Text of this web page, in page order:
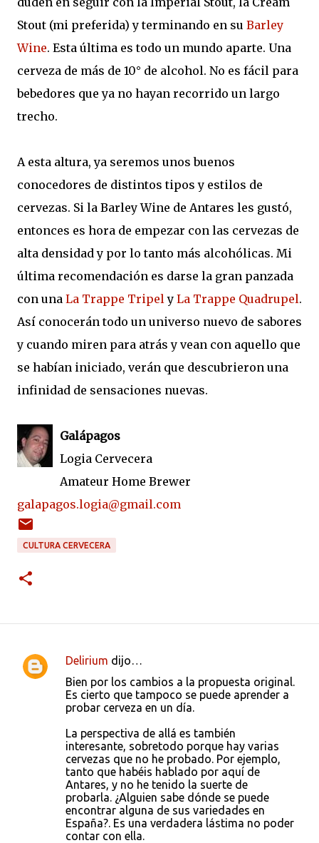
Stout (mi preferida) y terminando en su Barley
Wine. Esta última es todo un mundo aparte. Una
cerveza de más de 10° de alcohol. No es fácil para
bebedores que ya no hayan recorrido un largo
trecho.
A esta altura, ya seremos unos buenos
conocedores de distintos tipos y estilos de
cervezas. Si la Barley Wine de Antares les gustó,
entonces es hora de empezar con las cervezas de
alta densidad y por lo tanto más alcohólicas. Mi
última recomendación es darse la gran panzada
con una La Trappe Tripely La Trappe Quadrupel.
Así conocerán todo un universo nuevo de sabores
y cuando miren para atrás y vean con aquello que
se habían iniciado, verán que descubrieron una
infinidad de sensaciones nuevas.
Galápagos
Logia Cervecera
Amateur Home Brewer
galapagos.logia@gmail.com
CULTURA CERVECERA
C
Delirium dijo…
Bien por los cambios a la propuesta original.
Es cierto que tampoco se puede aprender a
probar cerveza en un día.
La perspectiva de allá es también
interesante, sobretodo porque hay varias
cervezas que no he probado. Por ejemplo,
tanto que habéis hablado por aquí de
Antares, y no he tenido la suerte de
probarla. ¿Alguien sabe dónde se puede
encontrar alguna de sus variedades en
España?. Es una verdadera lástima no poder
contar con ella.